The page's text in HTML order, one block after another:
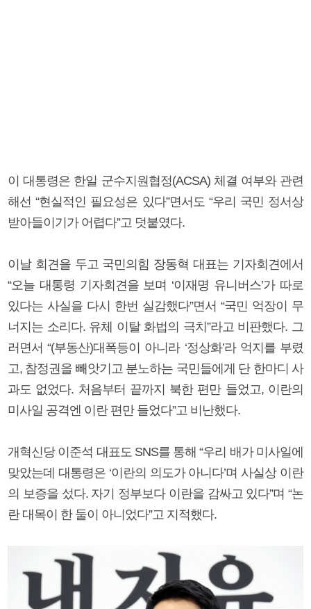
이 대통령은 한일 군수지원협정(ACSA) 체결 여부와 관련
해선 “현실적인 필요성은 있다”면서도 “우리 국민 정서상
받아들이기가 어렵다”고 덧붙였다.
이날 회견을 두고 국민의힘 장동혁 대표는 기자회견에서
“오늘 대통령 기자회견을 보며 ‘이재명 유니버스’가 따로
있다는 사실을 다시 한번 실감했다”면서 “국민 억장이 무
너지는 소리다. 유체 이탈 화법의 극치”라고 비판했다. 그
러면서 “(부동산)대폭등이 아니라 ‘정상화’라 억지를 부렸
고, 참정권을 빼앗기고 분노하는 국민들에게 단 한마디 사
과도 없었다. 처음부터 끝까지 북한 편만 들었고, 이란의
미사일 공격엔 이란 편만 들었다”고 비난했다.
개혁신당 이준석 대표도 SNS를 통해 “우리 배가 미사일에
맞았는데 대통령은 ‘이란의 의도가 아니다’며 사실상 이란
의 보증을 섰다. 자기 정부보다 이란을 감싸고 있다”며 “논
란 대목이 한 둘이 아니었다”고 지적했다.